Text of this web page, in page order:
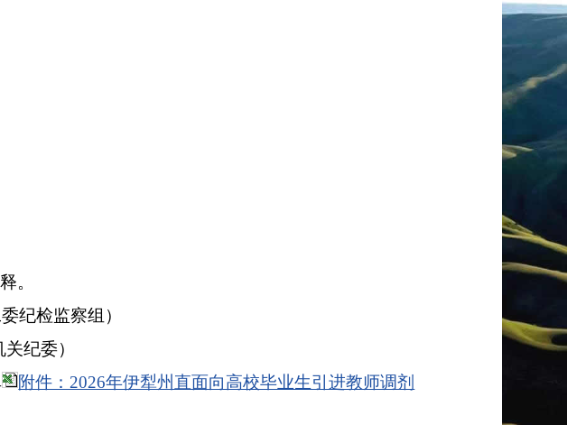
。
纪检监察组）
纪委）
附件：2026年伊犁州直面向高校毕业生引进教师调剂